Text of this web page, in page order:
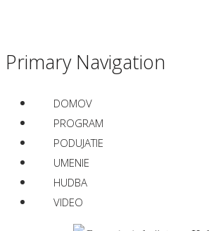
Primary Navigation
DOMOV
PROGRAM
PODUJATIE
UMENIE
HUDBA
VIDEO